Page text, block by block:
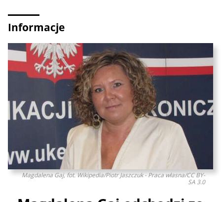
Informacje
Magdalena Gaj, fot. Wikipedia/Piotr Jaszczuk - Praca własna/CC BY-
SA 3.0